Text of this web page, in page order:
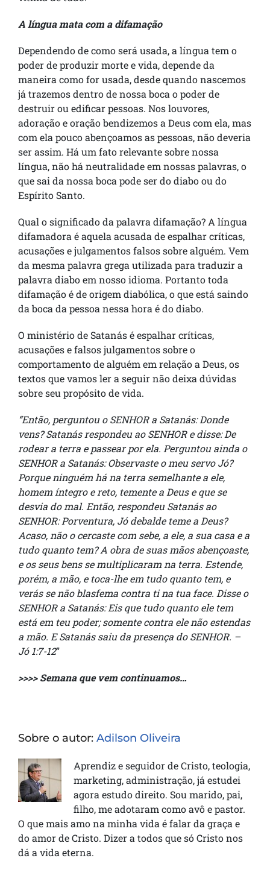
A língua mata com a difamação
Dependendo de como será usada, a língua tem o
poder de produzir morte e vida, depende da
maneira como for usada, desde quando nascemos
já trazemos dentro de nossa boca o poder de
destruir ou edificar pessoas. Nos louvores,
adoração e oração bendizemos a Deus com ela, mas
com ela pouco abençoamos as pessoas, não deveria
ser assim. Há um fato relevante sobre nossa
língua, não há neutralidade em nossas palavras, o
que sai da nossa boca pode ser do diabo ou do
Espírito Santo.
Qual o significado da palavra difamação? A língua
difamadora é aquela acusada de espalhar críticas,
acusações e julgamentos falsos sobre alguém. Vem
da mesma palavra grega utilizada para traduzir a
palavra diabo em nosso idioma. Portanto toda
difamação é de origem diabólica, o que está saindo
da boca da pessoa nessa hora é do diabo.
O ministério de Satanás é espalhar críticas,
acusações e falsos julgamentos sobre o
comportamento de alguém em relação a Deus, os
textos que vamos ler a seguir não deixa dúvidas
sobre seu propósito de vida.
“Então, perguntou o SENHOR a Satanás: Donde
vens? Satanás respondeu ao SENHOR e disse: De
rodear a terra e passear por ela. Perguntou ainda o
SENHOR a Satanás: Observaste o meu servo Jó?
Porque ninguém há na terra semelhante a ele,
homem íntegro e reto, temente a Deus e que se
desvia do mal. Então, respondeu Satanás ao
SENHOR: Porventura, Jó debalde teme a Deus?
Acaso, não o cercaste com sebe, a ele, a sua casa e a
tudo quanto tem? A obra de suas mãos abençoaste,
e os seus bens se multiplicaram na terra. Estende,
porém, a mão, e toca-lhe em tudo quanto tem, e
verás se não blasfema contra ti na tua face. Disse o
SENHOR a Satanás: Eis que tudo quanto ele tem
está em teu poder; somente contra ele não estendas
a mão. E Satanás saiu da presença do SENHOR. –
Jó 1:7-12”
>>>> Semana que vem continuamos…
Sobre o autor: Adilson Oliveira
Aprendiz e seguidor de Cristo, teologia,
marketing, administração, já estudei
agora estudo direito. Sou marido, pai,
filho, me adotaram como avô e pastor.
O que mais amo na minha vida é falar da graça e
do amor de Cristo. Dizer a todos que só Cristo nos
dá a vida eterna.